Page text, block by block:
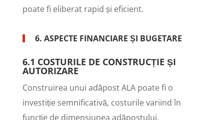
poate fi eliberat rapid și eficient.
6. ASPECTE FINANCIARE ȘI BUGETARE
6.1 COSTURILE DE CONSTRUCȚIE ȘI
AUTORIZARE
Construirea unui adăpost ALA poate fi o
investiție semnificativă, costurile variind în
funcție de dimensiunea adăpostului,